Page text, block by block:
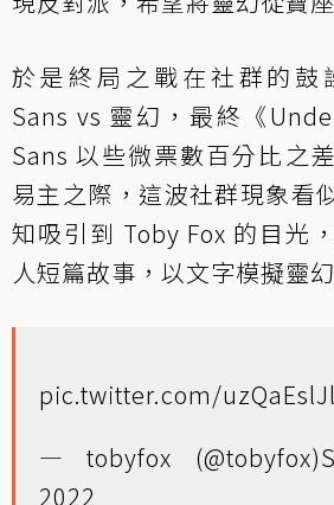
於是終局之戰在社群的鼓
Sans vs 靈幻，最終《
Sans 以些微票數百分比之
易主之際，這波社群現象看
知吸引到 Toby Fox 的目光
人短篇故事，以文字模擬靈
pic.twitter.com/
— tobyfox (@tobyfox)
2022